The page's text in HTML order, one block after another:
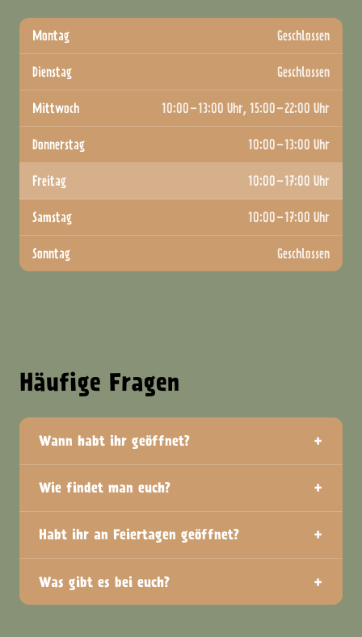
Montag Geschlossen
Dienstag Geschlossen
Mittwoch 10:00–13:00 Uhr, 15:00–22:00 Uhr
Donnerstag 10:00–13:00 Uhr
Freitag 10:00–17:00 Uhr
Samstag 10:00–17:00 Uhr
Sonntag Geschlossen
Häufige Fragen
Wann habt ihr geöffnet? +
Wie findet man euch? +
Habt ihr an Feiertagen geöffnet? +
Was gibt es bei euch? +